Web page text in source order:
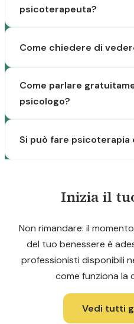
psicoterapeuta?
Come chiedere di
Come parlare
psicologo?
Si può fare psicoterapia
Inizia il
Non rimandare: il
del tuo benessere è
professionisti disponibili
come funziona la
Vedi tutti